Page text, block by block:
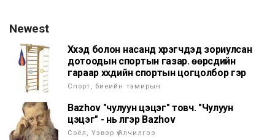
Newest
Хүүхэд болон насанд хүрэгчдэд зориулсан
дотоодын спортын газар. өөрсдийн
гараар хүүхдийн спортын цогцолбор гэр
Спорт, биеийн тамирын
Bazhov "чулуун цэцэг" товч. "Чулуун
цэцэг" - нь үлгэр Bazhov
Соёл, Үзвэр үйлчилгээ